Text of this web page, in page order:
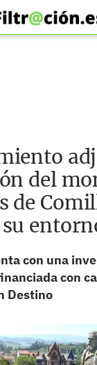
del
de
con una
con
Destino